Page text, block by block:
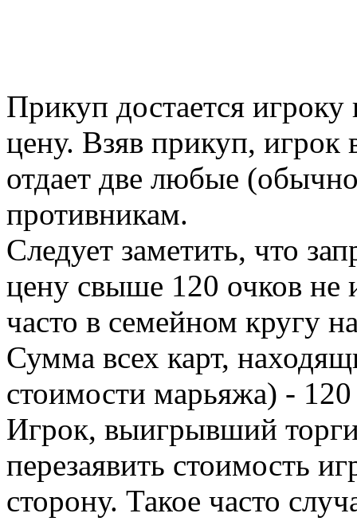
Прикуп достается
цену. Взяв прикуп, игрок
отдает две любые
противникам.
Следует заметить, что
цену свыше 120 очков не
часто в семейном кругу
Сумма всех карт,
стоимости марьяжа) - 120
Игрок, выигрывший
перезаявить стоимость
сторону. Такое часто